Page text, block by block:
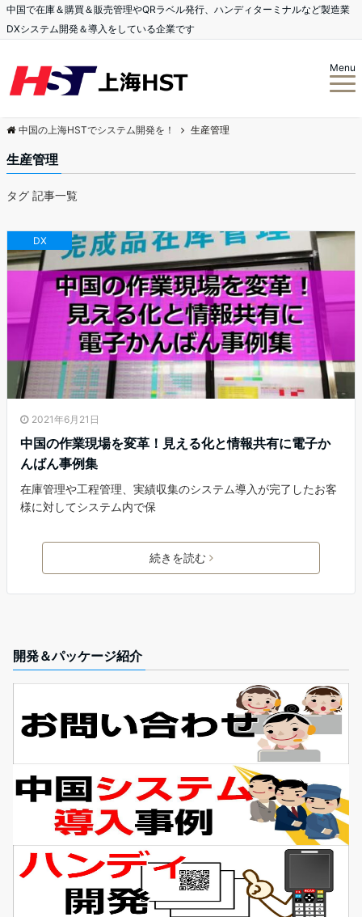
中国で在庫＆購買＆販売管理やQRラベル発行、ハンディターミナルなど製造業
DXシステム開発＆導入をしている企業です
Menu
中国の上海HSTでシステム開発を！ 生産管理
生産管理
タグ 記事一覧
DX
2021年6月21日
中国の作業現場を変革！見える化と情報共有に電子か
んばん事例集
在庫管理や工程管理、実績収集のシステム導入が完了したお客
様に対してシステム内で保
続きを読む
開発＆パッケージ紹介